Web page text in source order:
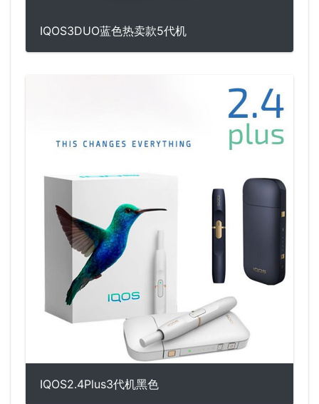
IQOS3DUO蓝色热卖款5代机
IQOS2.4Plus3代机黑色